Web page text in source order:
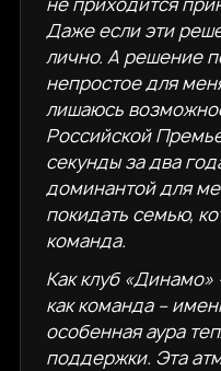
Даже если эти
лично. А решение
непростое для
лишаюсь
Российской
секунды за два
доминантой для
покидать семью,
команда.
Как клуб «Динамо»
как команда –
особенная аура
поддержки. Эта